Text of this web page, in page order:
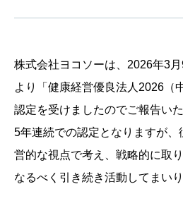
株式会社ヨコソーは、2026年3
より「健康経営優良法人2026（
認定を受けましたのでご報告いた
5年連続での認定となりますが、
営的な視点で考え、戦略的に取
なるべく引き続き活動してまいり